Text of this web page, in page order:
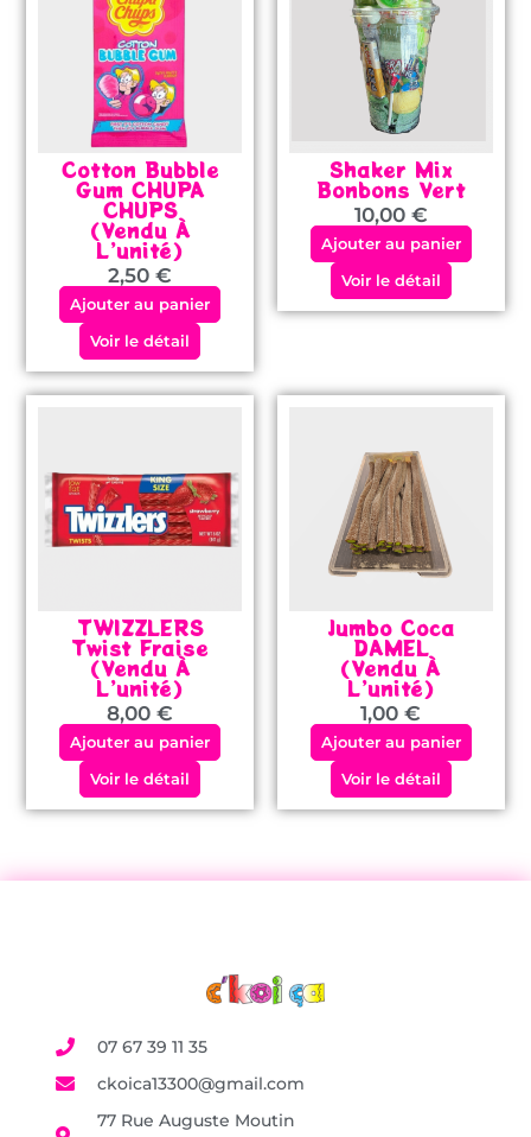
Cotton Bubble
Gum CHUPA
CHUPS
(vendu À
L’unité)
2,50€
Ajouter au panier
Voir le détail
Shaker Mix
Bonbons Vert
10,00 €
Ajouter au panier
Voir le détail
TWIZZLERS
Twist Fraise
(vendu À
L’unité)
8,00€
Ajouter au panier
Voir le détail
Jumbo Coca
DAMEL
(vendu À
L’unité)
1,00€
Ajouter au panier
Voir le détail
07 67 39 11 35
ckoica13300@gmail.com
77 Rue Auguste Moutin